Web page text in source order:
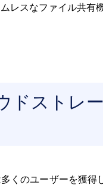
レスなファイル共有
ドストレー
くのユーザーを獲得